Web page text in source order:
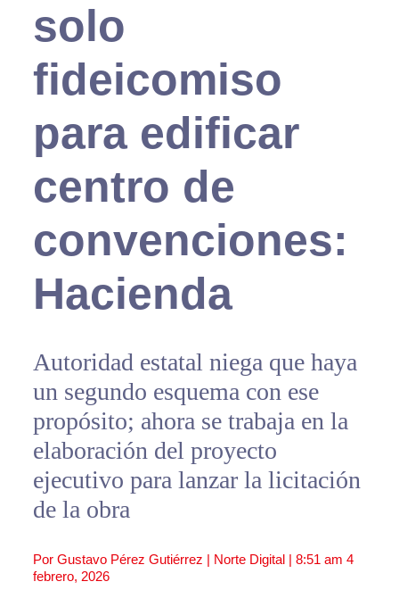
solo
fideicomiso
para edificar
centro de
convenciones:
Hacienda
Autoridad estatal niega que haya
un segundo esquema con ese
propósito; ahora se trabaja en la
elaboración del proyecto
ejecutivo para lanzar la licitación
de la obra
Por Gustavo Pérez Gutiérrez | Norte Digital | 8:51 am 4
febrero, 2026